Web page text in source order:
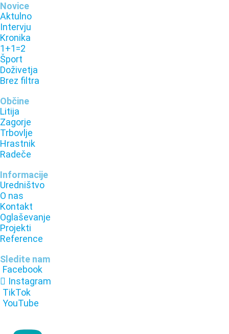
Novice
Aktulno
Intervju
Kronika
1+1=2
Šport
Doživetja
Brez filtra
Občine
Litija
Zagorje
Trbovlje
Hrastnik
Radeče
Informacije
Uredništvo
O nas
Kontakt
Oglaševanje
Projekti
Reference
Sledite nam
Facebook
Instagram
TikTok
YouTube